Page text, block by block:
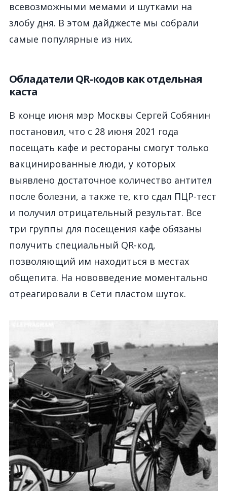
всевозможными мемами и шутками на
злобу дня. В этом дайджесте мы собрали
самые популярные из них.
Обладатели QR-кодов как отдельная
каста
В конце июня мэр Москвы Сергей Собянин
постановил, что с 28 июня 2021 года
посещать кафе и рестораны смогут только
вакцинированные люди, у которых
выявлено достаточное количество антител
после болезни, а также те, кто сдал ПЦР-тест
и получил отрицательный результат. Все
три группы для посещения кафе обязаны
получить специальный QR-код,
позволяющий им находиться в местах
общепита. На нововведение моментально
отреагировали в Сети пластом шуток.